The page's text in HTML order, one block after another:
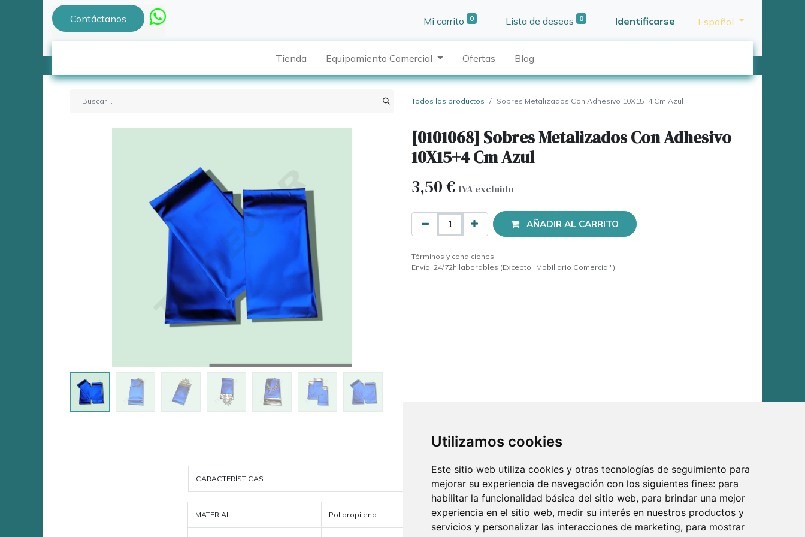
Utilizamos cookies
Este sitio web utiliza cookies y otras tecnologías de seguimiento para
mejorar su experiencia de navegación con los siguientes fines: para
habilitar la funcionalidad básica del sitio web, para brindar una mejor
experiencia en el sitio web, medir su interés en nuestros productos y
servicios y personalizar las interacciones de marketing, para mostrar
Contáctanos Mi carrito 0 Lista de deseos 0 Identificarse Español
Tienda Equipamiento Comercial Ofertas Blog
Todos los productos Sobres Metalizados Con Adhesivo 10X15+4 Cm Azul
[0101068] Sobres Metalizados Con Adhesivo
10X15+4 Cm Azul
3,50€ IVA excluido
AÑADIR AL CARRITO
Términos y condiciones
Envío: 24/72h laborables (Excepto "Mobiliario Comercial")
CARACTERÍSTICAS
MATERIAL Polipropileno